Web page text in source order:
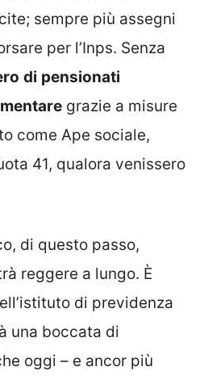
sempre più assegni
per l’Inps. Senza
di pensionati
grazie a misure
come Ape sociale,
41, qualora venissero
di questo passo,
reggere a lungo. È
di previdenza
una boccata di
oggi – e ancor più